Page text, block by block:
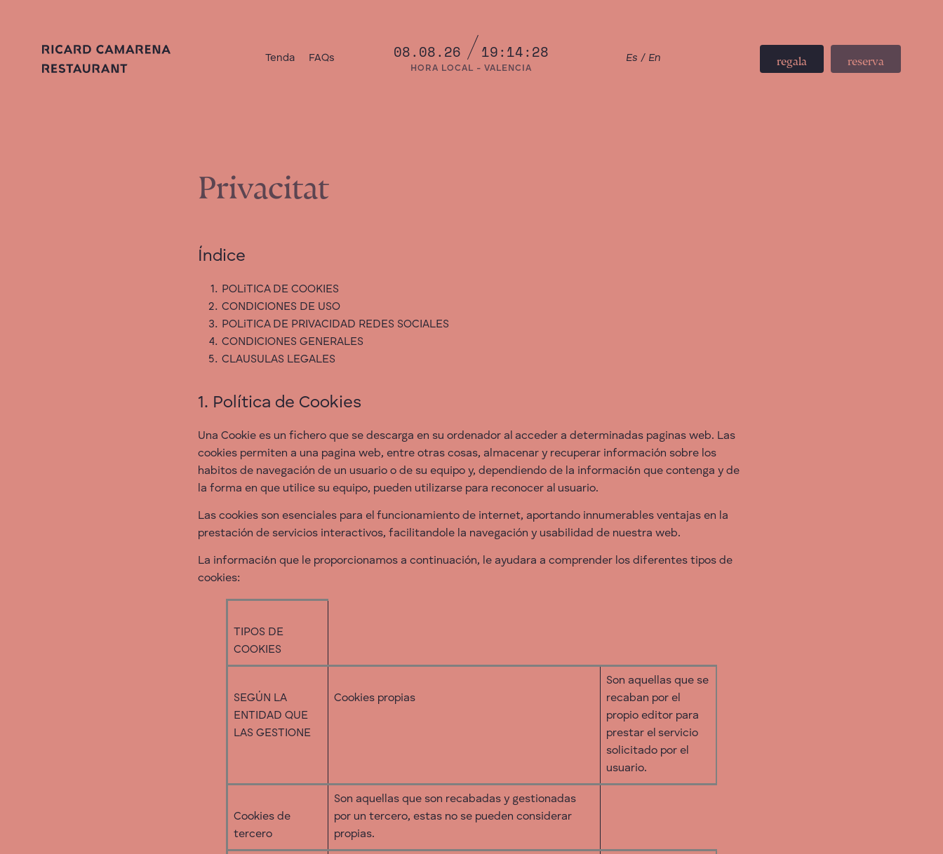
Tenda FAQs 08.08.26 19:14:29
HORA LOCAL - VALENCIA
Es / En regala reserva
Privacitat
Índice
POLiTICA DE COOKIES
CONDICIONES DE USO
POLiTICA DE PRIVACIDAD REDES SOCIALES
CONDICIONES GENERALES
CLAUSULAS LEGALES
1. Política de Cookies
Una Cookie es un fichero que se descarga en su ordenador al acceder a determinadas paginas web. Las
cookies permiten a una pagina web, entre otras cosas, almacenar y recuperar información sobre los
habitos de navegación de un usuario o de su equipo y, dependiendo de la informaci6n que contenga y de
la forma en que utilice su equipo, pueden utilizarse para reconocer al usuario.
Las cookies son esenciales para el funcionamiento de internet, aportando innumerables ventajas en la
prestación de servicios interactivos, facilitandole la navegación y usabilidad de nuestra web.
La informaci6n que le proporcionamos a continuación, le ayudara a comprender los diferentes tipos de
cookies:
TIPOS DE
COOKIES
SEGÚN LA
ENTIDAD QUE
LAS GESTIONE
Cookies propias
Son aquellas que se
recaban por el
propio editor para
prestar el servicio
solicitado por el
usuario.
Cookies de
tercero
Son aquellas que son recabadas y gestionadas
por un tercero, estas no se pueden considerar
propias.